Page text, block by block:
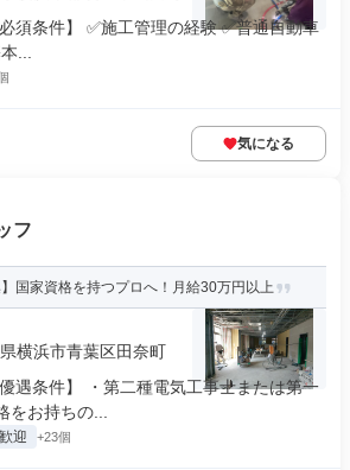
須条件】 ✅施工管理の経験 ✅普通自動車
...
気になる
フ
】国家資格を持つプロへ！月給30万円以上
横浜市青葉区田奈町
遇条件】 ・第二種電気工事士または第一
をお持ちの...
迎 +23個